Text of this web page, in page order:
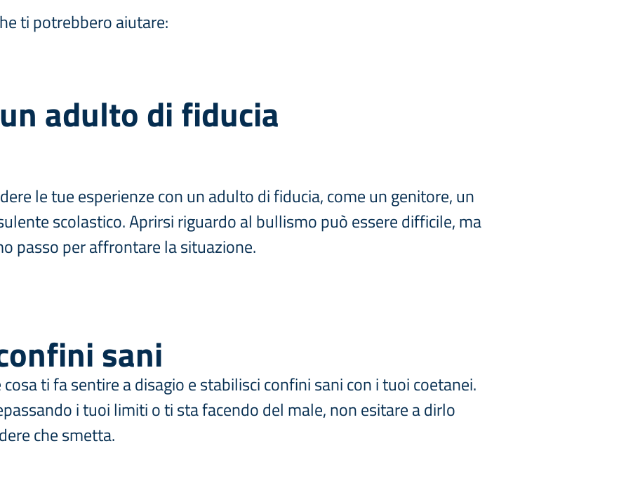
ti potrebbero aiutare:
adulto di fiducia
le tue esperienze con un adulto di fiducia, come un genitore, un
scolastico. Aprirsi riguardo al bullismo può essere difficile, ma
passo per affrontare la situazione.
sani
ti fa sentire a disagio e stabilisci confini sani con i tuoi coetanei.
i tuoi limiti o ti sta facendo del male, non esitare a dirlo
che smetta.